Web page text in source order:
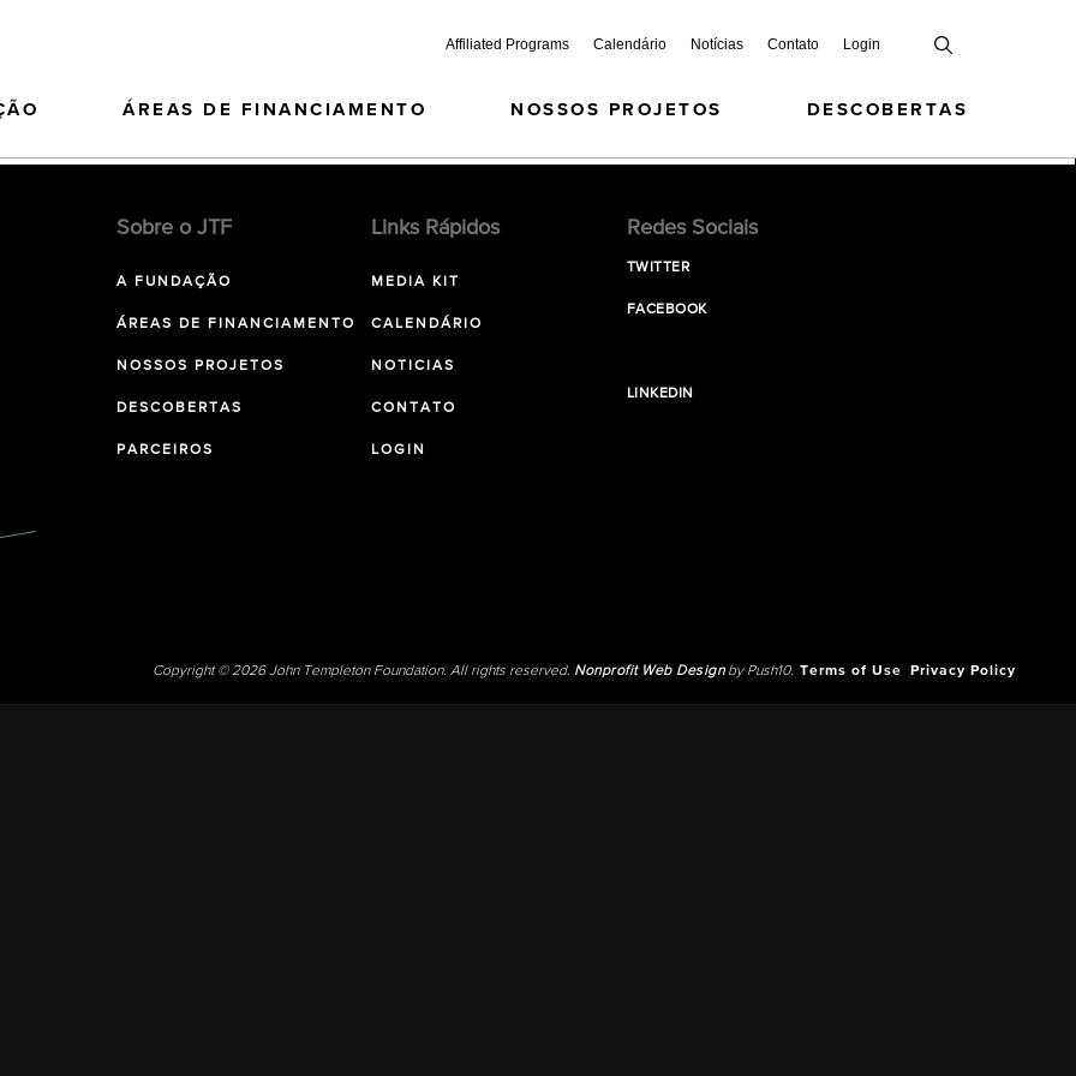
Affiliated Programs Calendário Notícias Contato Login
ÁREAS DE FINANCIAMENTO NOSSOS PROJETOS DESCOBERTAS
Sobre o JTF
A FUNDAÇÃO
ÁREAS DE FINANCIAMENTO
NOSSOS PROJETOS
DESCOBERTAS
PARCEIROS
Links Rápidos
MEDIA KIT
CALENDÁRIO
NOTICIAS
CONTATO
LOGIN
Redes Sociais
TWITTER
FACEBOOK
LINKEDIN
Copyright © 2026 John Templeton Foundation. All rights reserved. Nonprofit Web Designby Push10. Terms of Use Privacy Policy